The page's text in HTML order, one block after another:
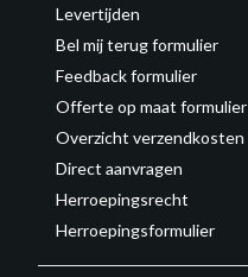
Levertijden
Bel mij terug formulier
Feedback formulier
Offerte op maat formulier
Overzicht verzendkosten
Direct aanvragen
Herroepingsrecht
Herroepingsformulier